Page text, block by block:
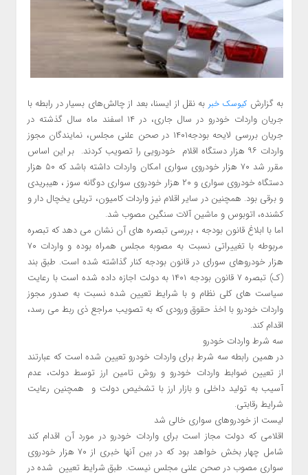
به گزارش کیوسک خبر به نقل از ایسنا، بعد از چالش‌های بسیار در رابطه با
جریان واردات خودرو در سال جاری، در ۱۴ اسفند ماه سال گذشته در
جریان بررسی لایحه بودجه۱۴۰۱ در صحن علنی مجلس، نمایندگان مجوز
واردات ۹۶ هزار دستگاه اقلام خودرویی را تصویب کردند. بر این اساس
مقرر شد ۷۰ هزار خودروی سواری امکان واردات داشته باشد که ۵۰ هزار
دستگاه خودروی سواری و ۲۰ هزار خودروی سواری دوگانه سوز ، هیبریدی
و برقی بود. همچنین در سایر اقلام نیز واردات کامیون، تریلی یخچال دار و
کشنده، اتوبوس و ماشین آلات سنگین مصوب شد.
اما با ابلاغ قانون بودجه ، بررسی تبصره های آن نشان می دهد که تبصره
مربوطه با تغییراتی نسبت به مصوبه مجلس همراه بوده و واردات ۷۰
هزار خودروهای سورای در قانون بودجه کنار گذاشته شده است. طبق بند
(ک) تبصره ۷ قانون بودجه ۱۴۰۱ به دولت اجازه داده شده است با رعایت
سیاست های کلی نظام و با شرایط تعیین شده نسبت به صدور مجوز
واردات خودرو با اخذ حقوق ورودی که به تصویب مراجع ذی ربط می رسد،
اقدام کند.
سه شرط واردات خودرو
در همین رابطه سه شرط برای واردات خودرو تعیین شده است که عبارتند
از تعیین ضوابط واردات خودرو و روش تامین ارز توسط دولت، عدم
آسیب به تولید داخلی و بازار ارز با تشخیص دولت و همچنین رعایت
شرایط رقابتی.
لیست از خودروهای سواری خالی شد
اقلامی که دولت مجاز است برای واردات خودرو در مورد آن اقدام کند
شامل چهار بخش خواهد بود که در بین آنها خبری از ۷۰ هزار خودروی
سواری مصوب در صحن علنی مجلس نیست. طبق شرایط تعیین شده در